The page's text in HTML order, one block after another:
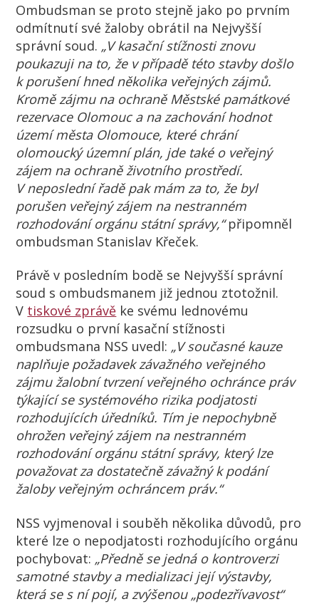
Ombudsman se proto stejně jako po prvním
odmítnutí své žaloby obrátil na Nejvyšší
správní soud. „V kasační stížnosti znovu
poukazuji na to, že v případě této stavby došlo
k porušení hned několika veřejných zájmů.
Kromě zájmu na ochraně Městské památkové
rezervace Olomouc a na zachování hodnot
území města Olomouce, které chrání
olomoucký územní plán, jde také o veřejný
zájem na ochraně životního prostředí.
V neposlední řadě pak mám za to, že byl
porušen veřejný zájem na nestranném
rozhodování orgánu státní správy,“připomněl
ombudsman Stanislav Křeček.
Právě v posledním bodě se Nejvyšší správní
soud s ombudsmanem již jednou ztotožnil.
V tiskové zprávě ke svému lednovému
rozsudku o první kasační stížnosti
ombudsmana NSS uvedl: „V současné kauze
naplňuje požadavek závažného veřejného
zájmu žalobní tvrzení veřejného ochránce práv
týkající se systémového rizika podjatosti
rozhodujících úředníků. Tím je nepochybně
ohrožen veřejný zájem na nestranném
rozhodování orgánu státní správy, který lze
považovat za dostatečně závažný k podání
žaloby veřejným ochráncem práv.“
NSS vyjmenoval i souběh několika důvodů, pro
které lze o nepodjatosti rozhodujícího orgánu
pochybovat: „Předně se jedná o kontroverzi
samotné stavby a medializaci její výstavby,
která se s ní pojí, a zvýšenou „podezřívavost“